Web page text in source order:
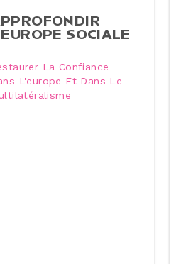
SOCIALE
La Confiance
L'europe Et Dans Le